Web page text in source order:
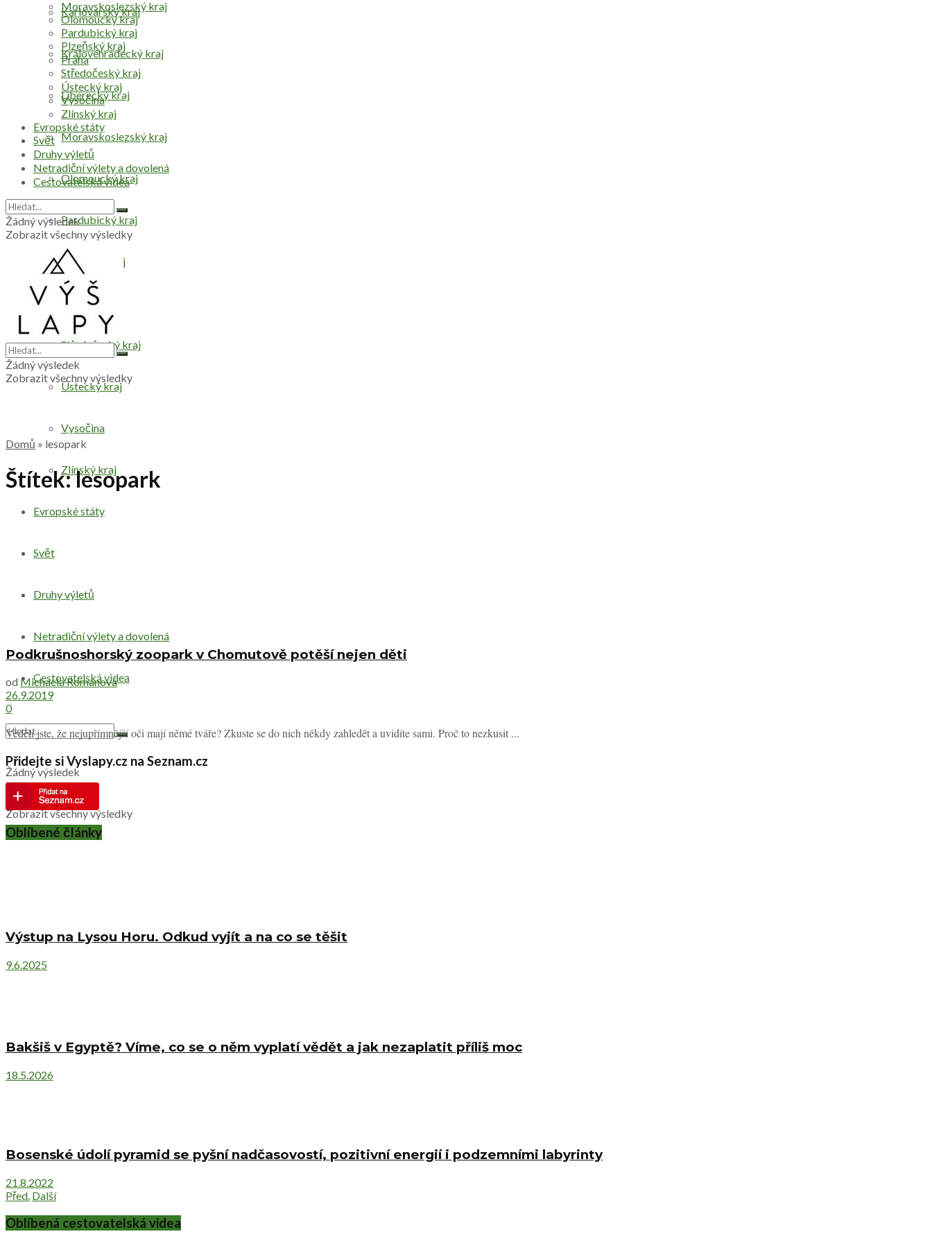
Karlovarský kraj
Královéhradecký kraj
Liberecký kraj
Moravskoslezský kraj
Olomoucký kraj
Pardubický kraj
Plzeňský kraj
Praha
Středočeský kraj
Ústecký kraj
Vysočina
Zlínský kraj
Evropské státy
Svět
Druhy výletů
Netradiční výlety a dovolená
Cestovatelská videa
Žádný výsledek
Zobrazit všechny výsledky
Moravskoslezský kraj
Olomoucký kraj
Pardubický kraj
Plzeňský kraj
Praha
Středočeský kraj
Ústecký kraj
Vysočina
Zlínský kraj
Evropské státy
Svět
Druhy výletů
Netradiční výlety a dovolená
Cestovatelská videa
Žádný výsledek
Zobrazit všechny výsledky
Žádný výsledek
Zobrazit všechny výsledky
Domů » lesopark
Štítek:lesopark
Podkrušnoshorský zoopark v Chomutově potěší nejen děti
od Michaela Romanová
26.9.2019
0
Věděli jste, že nejupřímnější oči mají němé tváře? Zkuste se do nich někdy zahledět a uvidíte sami. Proč to nezkusit ...
Přidejte si Vyslapy.cz na Seznam.cz
Oblíbené články
Výstup na Lysou Horu. Odkud vyjít a na co se těšit
9.6.2025
Bakšiš v Egyptě? Víme, co se o něm vyplatí vědět a jak nezaplatit příliš moc
18.5.2026
Bosenské údolí pyramid se pyšní nadčasovostí, pozitivní energií i podzemními labyrinty
21.8.2022
Před. Další
Oblíbená cestovatelská videa